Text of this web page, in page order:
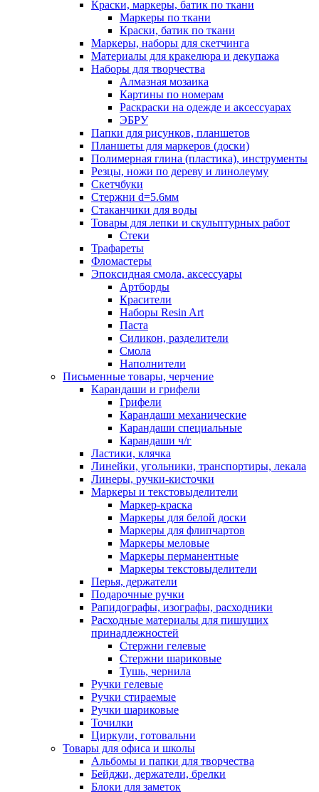
Краски, маркеры, батик по ткани
Маркеры по ткани
Краски, батик по ткани
Маркеры, наборы для скетчинга
Материалы для кракелюра и декупажа
Наборы для творчества
Алмазная мозаика
Картины по номерам
Раскраски на одежде и аксессуарах
ЭБРУ
Папки для рисунков, планшетов
Планшеты для маркеров (доски)
Полимерная глина (пластика), инструменты
Резцы, ножи по дереву и линолеуму
Скетчбуки
Стержни d=5.6мм
Стаканчики для воды
Товары для лепки и скульптурных работ
Стеки
Трафареты
Фломастеры
Эпоксидная смола, аксессуары
Артборды
Красители
Наборы Resin Art
Паста
Силикон, разделители
Смола
Наполнители
Письменные товары, черчение
Карандаши и грифели
Грифели
Карандаши механические
Карандаши специальные
Карандаши ч/г
Ластики, клячка
Линейки, угольники, транспортиры, лекала
Линеры, ручки-кисточки
Маркеры и текстовыделители
Маркер-краска
Маркеры для белой доски
Маркеры для флипчартов
Маркеры меловые
Маркеры перманентные
Маркеры текстовыделители
Перья, держатели
Подарочные ручки
Рапидографы, изографы, расходники
Расходные материалы для пишущих
принадлежностей
Стержни гелевые
Стержни шариковые
Тушь, чернила
Ручки гелевые
Ручки стираемые
Ручки шариковые
Точилки
Циркули, готовальни
Товары для офиса и школы
Альбомы и папки для творчества
Бейджи, держатели, брелки
Блоки для заметок